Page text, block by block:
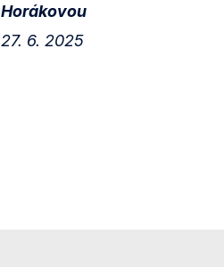
Horákovou
27. 6. 2025